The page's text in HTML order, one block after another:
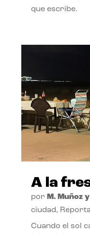
que escribe.
A la
por M. Muñoz
ciudad,
Cuando el sol